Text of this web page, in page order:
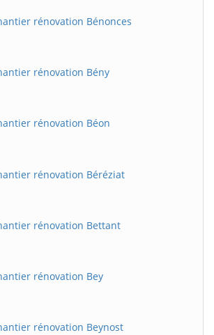
rénovation Bénonces
rénovation Bény
rénovation Béon
rénovation Béréziat
rénovation Bettant
rénovation Bey
rénovation Beynost